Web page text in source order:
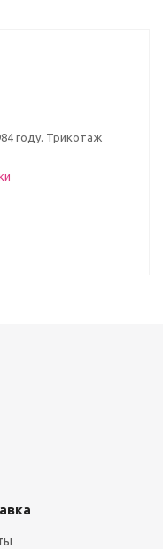
году. Трикотаж